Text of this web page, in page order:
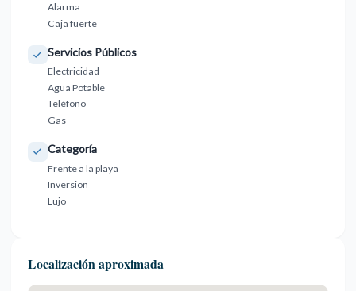
Alarma
Caja fuerte
Servicios Públicos
Electricidad
Agua Potable
Teléfono
Gas
Categoría
Frente a la playa
Inversion
Lujo
Localización aproximada